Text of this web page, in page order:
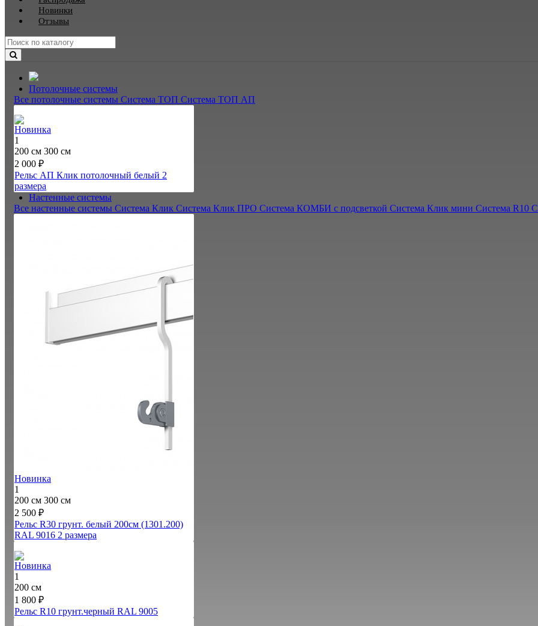
Новинки
Отзывы
Потолочные системы
Все потолочные системы Система ТОП Система ТОП АП
Новинка
1
200 см 300 см
2 000 ₽
Рельс АП Клик потолочный белый 2
размера
Настенные системы
Все настенные системы Система Клик Система Клик ПРО Система КОМБИ с подсветкой Система Клик мини Система R10
Новинка
1
200 см 300 см
2 500 ₽
Рельс R30 грунт. белый 200см (1301.200)
RAL 9016 2 размера
Новинка
1
200 см
1 800 ₽
Рельс R10 грунт.черный RAL 9005